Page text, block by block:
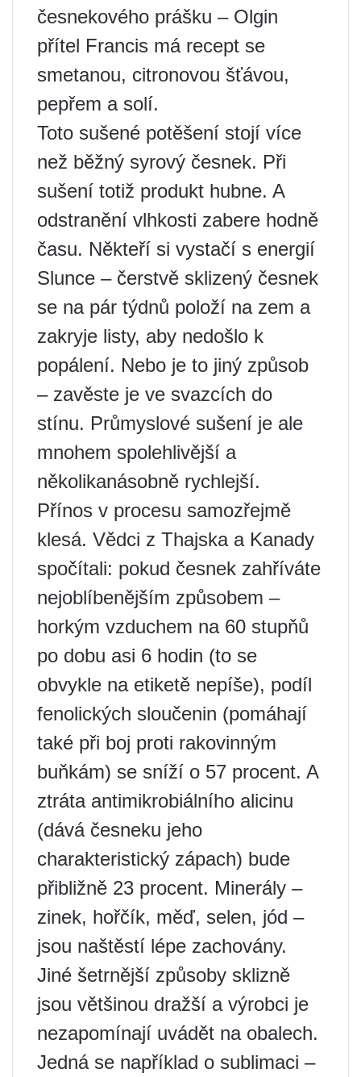
česnekového prášku – Olgin
přítel Francis má recept se
smetanou, citronovou šťávou,
pepřem a solí.
Toto sušené potěšení stojí více
než běžný syrový česnek. Při
sušení totiž produkt hubne. A
odstranění vlhkosti zabere hodně
času. Někteří si vystačí s energií
Slunce – čerstvě sklizený česnek
se na pár týdnů položí na zem a
zakryje listy, aby nedošlo k
popálení. Nebo je to jiný způsob
– zavěste je ve svazcích do
stínu. Průmyslové sušení je ale
mnohem spolehlivější a
několikanásobně rychlejší.
Přínos v procesu samozřejmě
klesá. Vědci z Thajska a Kanady
spočítali: pokud česnek zahříváte
nejoblíbenějším způsobem –
horkým vzduchem na 60 stupňů
po dobu asi 6 hodin (to se
obvykle na etiketě nepíše), podíl
fenolických sloučenin (pomáhají
také při boj proti rakovinným
buňkám) se sníží o 57 procent. A
ztráta antimikrobiálního alicinu
(dává česneku jeho
charakteristický zápach) bude
přibližně 23 procent. Minerály –
zinek, hořčík, měď, selen, jód –
jsou naštěstí lépe zachovány.
Jiné šetrnější způsoby sklizně
jsou většinou dražší a výrobci je
nezapomínají uvádět na obalech.
Jedná se například o sublimaci –